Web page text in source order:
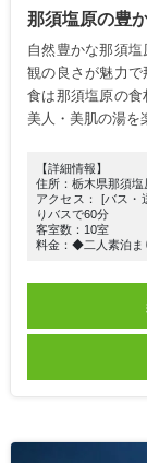
那須塩原の豊
自然豊かな那須
観の良さが魅力
食は那須塩原の
美人・美肌の湯を
【詳細情報】
住所：栃木県那須塩
アクセス： [バス・
りバスで60分
客室数：10室
料金：◆二人素泊ま